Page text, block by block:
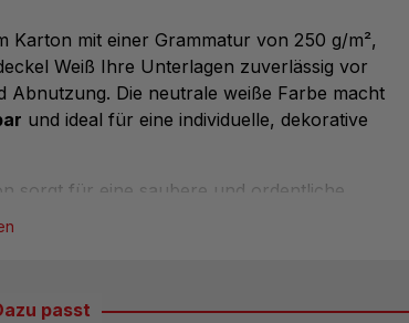
Karton mit einer Grammatur von 250 g/m²,
Weiß Ihre Unterlagen zuverlässig vor
Abnutzung. Die neutrale weiße Farbe macht
und ideal für eine individuelle, dekorative
sorgt für eine saubere und ordentliche
in der Schule oder zu Hause – diese
passt